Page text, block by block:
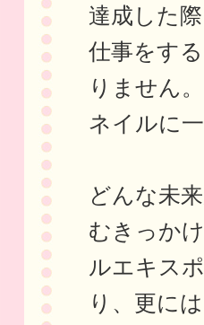
達成した
仕事をす
りません
ネイルに
どんな未
むきっか
ルエキス
り、更に